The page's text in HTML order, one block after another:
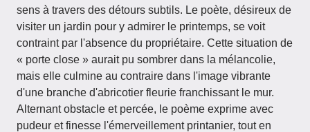
sens à travers des détours subtils. Le poète, désireux de
visiter un jardin pour y admirer le printemps, se voit
contraint par l'absence du propriétaire. Cette situation de
« porte close » aurait pu sombrer dans la mélancolie,
mais elle culmine au contraire dans l'image vibrante
d'une branche d'abricotier fleurie franchissant le mur.
Alternant obstacle et percée, le poème exprime avec
pudeur et finesse l'émerveillement printanier, tout en